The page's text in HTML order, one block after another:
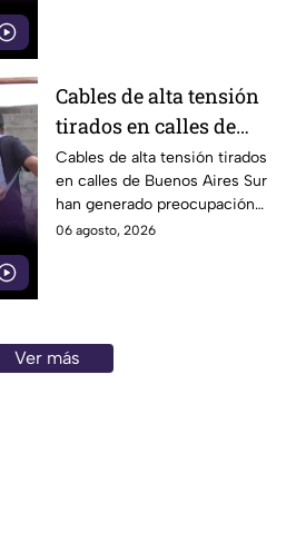
Cables de alta tensión
tirados en calles de
Buenos Aires Sur
representan un riesgo
para peatones en
Tijuana
Cables de alta tensión tirados
en calles de Buenos Aires Sur
han generado preocupación
entre vecinos, luego de que un
06 agosto, 2026
Ver más